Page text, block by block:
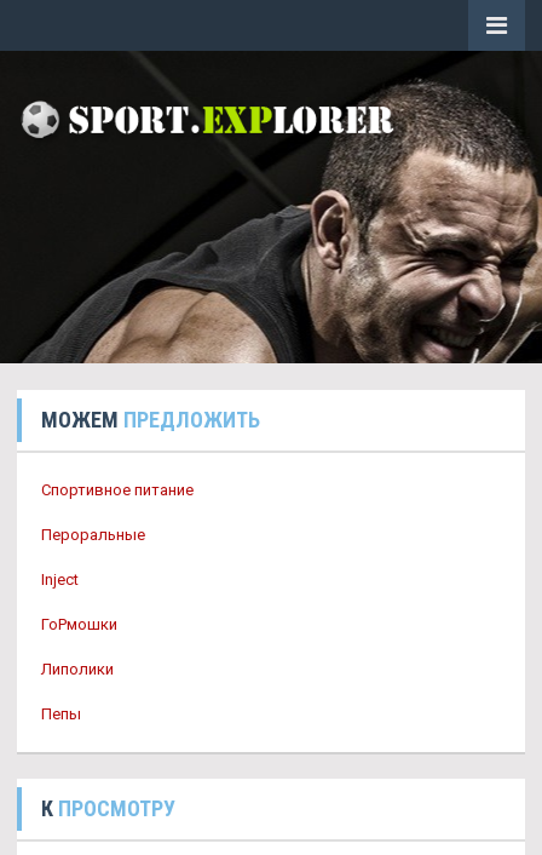
МОЖЕМ ПРЕДЛОЖИТЬ
Спортивное питание
Пероральные
Inject
ГоРмошки
Липолики
Пепы
К ПРОСМОТРУ